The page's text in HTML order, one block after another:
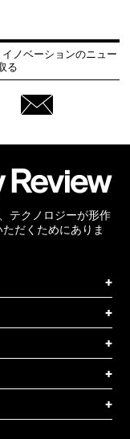
ノベーションのニュー
る
テクノロジーが形作
だくためにありま
+
+
+
+
+